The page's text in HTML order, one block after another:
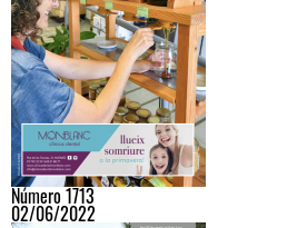
Número 1713
02/06/2022